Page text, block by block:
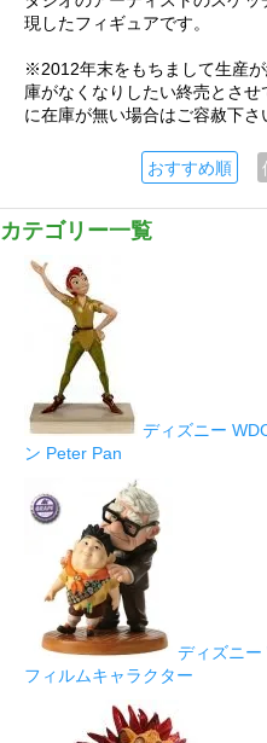
現したフィギュアです。
※2012年末をもちまして生産
庫がなくなりしたい終売とさ
に在庫が無い場合はご容赦下さ
おすすめ順
カテゴリー一覧
ディズニー
ン Peter Pan
ディズニー
フィルムキャラクター